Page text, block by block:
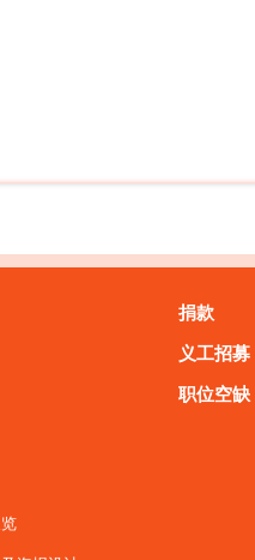
捐款
义工招募
职位空缺